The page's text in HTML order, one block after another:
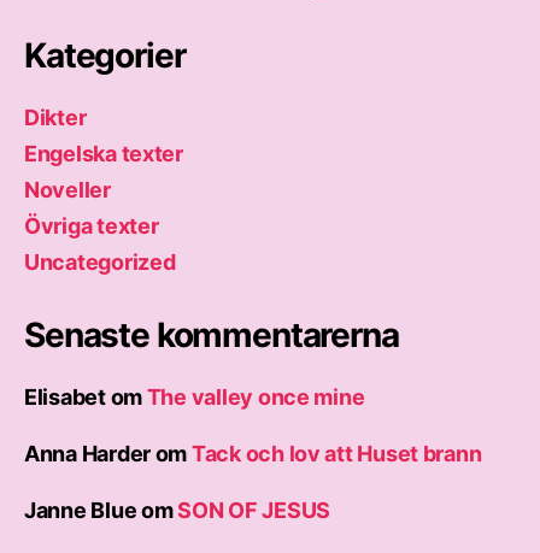
Kategorier
Dikter
Engelska texter
Noveller
Övriga texter
Uncategorized
Senaste kommentarerna
ElisabetomThe valley once mine
Anna HarderomTack och lov att Huset brann
Janne BlueomSON OF JESUS